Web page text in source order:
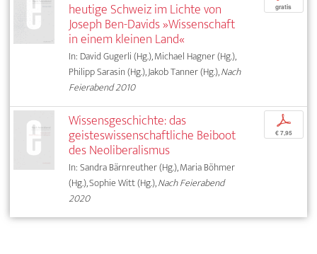
heutige Schweiz im Lichte von
Joseph Ben-Davids »Wissenschaft
in einem kleinen Land«
In: David Gugerli (Hg.), Michael Hagner (Hg.),
Philipp Sarasin (Hg.), Jakob Tanner (Hg.),Nach
Feierabend 2010
gratis
Wissensgeschichte: das
geisteswissenschaftliche Beiboot
des Neoliberalismus
In: Sandra Bärnreuther (Hg.), Maria Böhmer
(Hg.), Sophie Witt (Hg.),Nach Feierabend
2020
p
€ 7,95